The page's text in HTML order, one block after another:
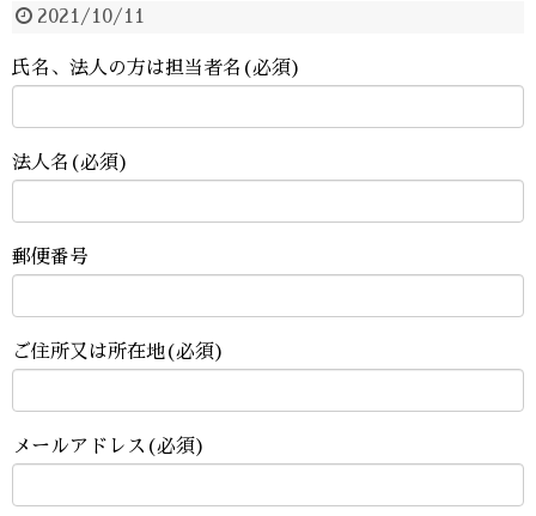
2021/10/11
氏名、法人の方は担当者名(必須)
法人名(必須)
郵便番号
ご住所又は所在地(必須)
メールアドレス(必須)